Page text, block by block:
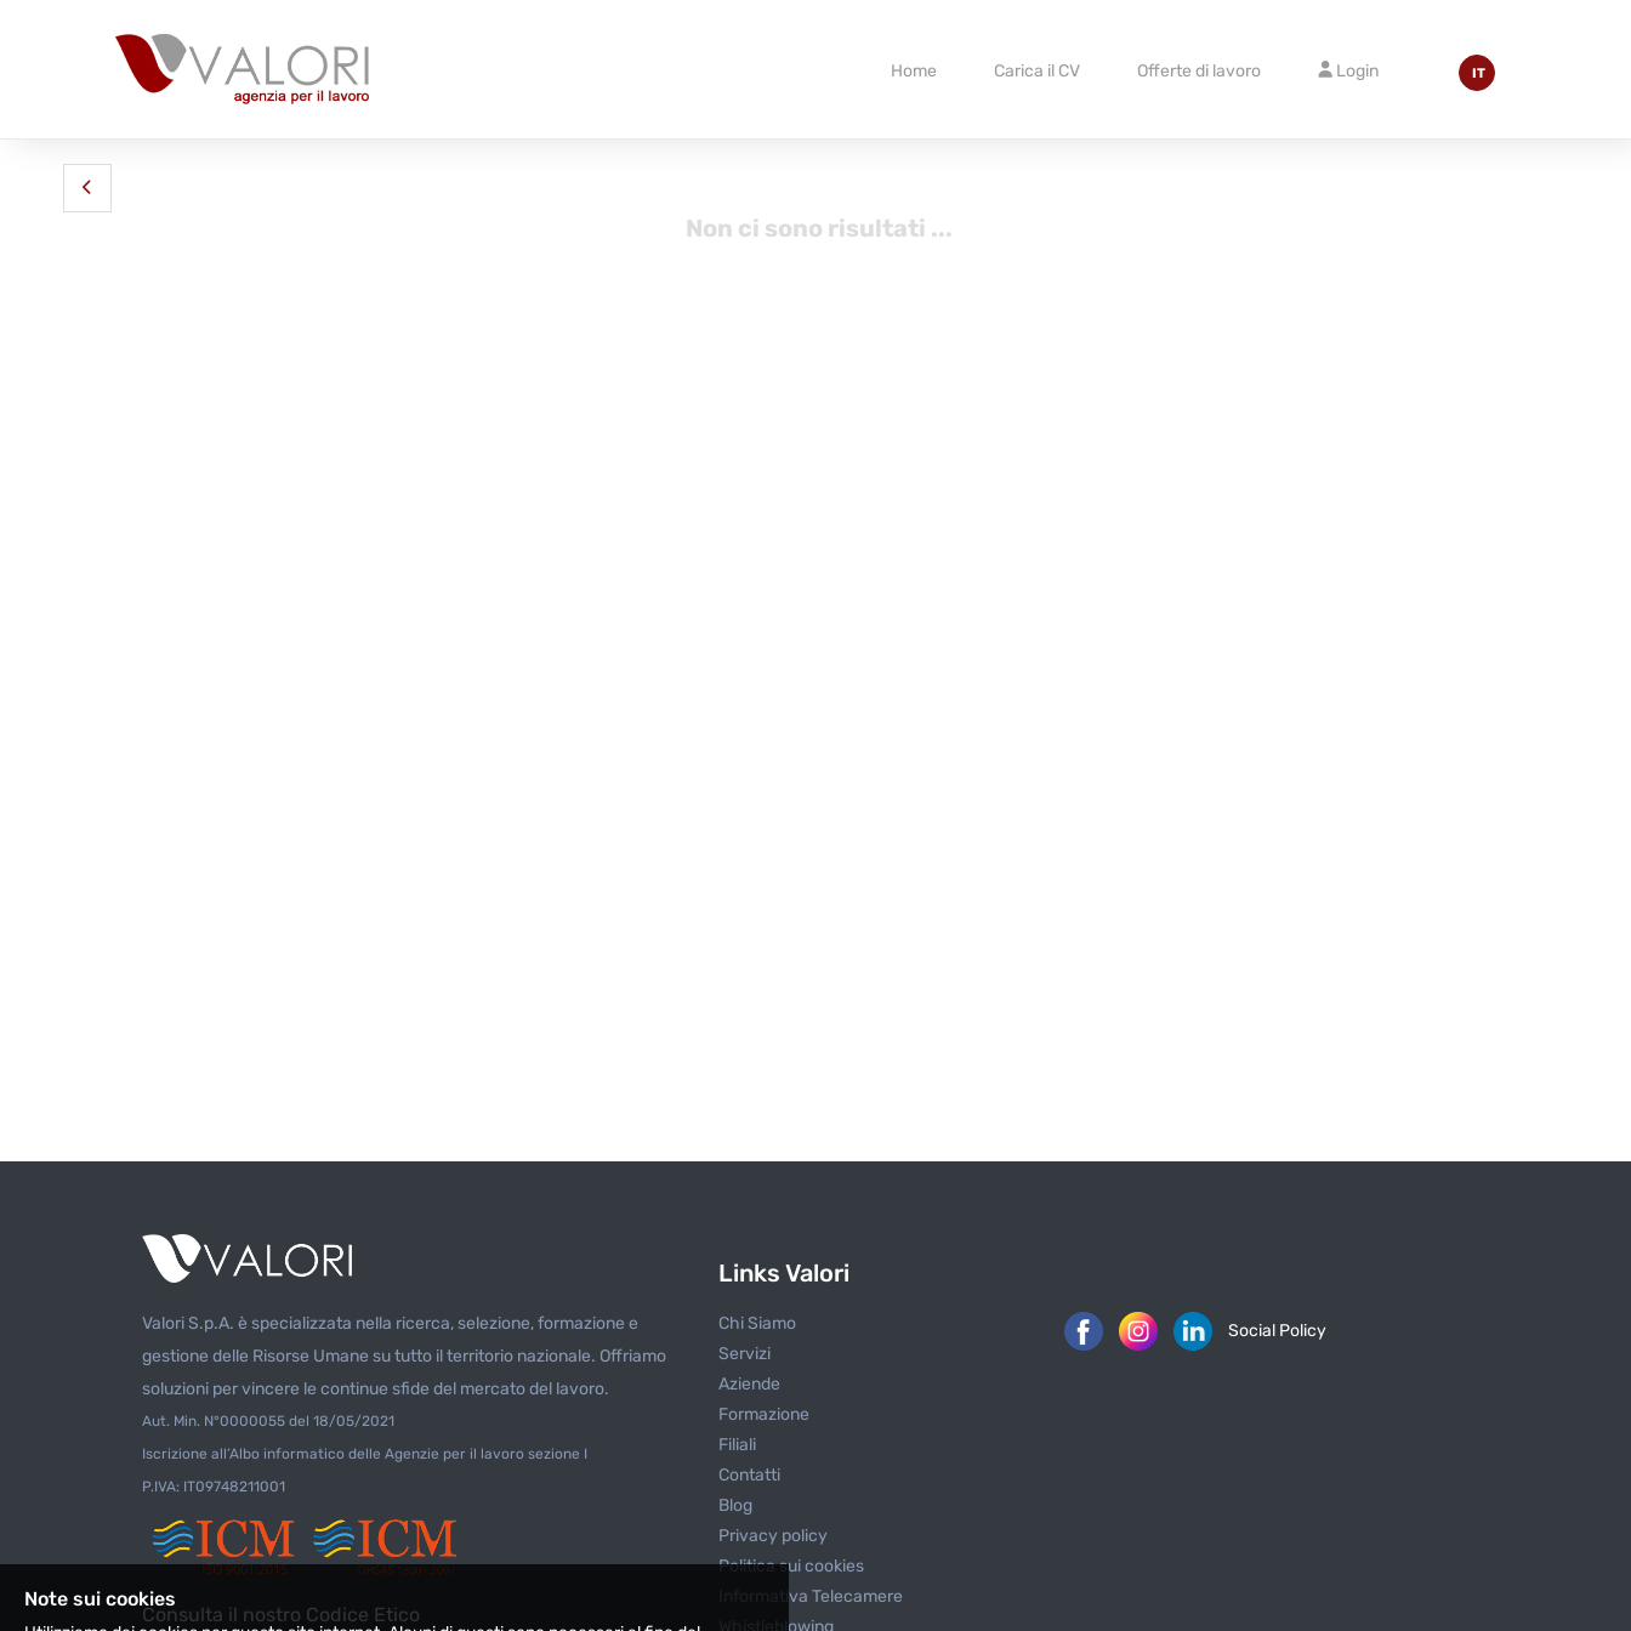
Note sui cookies
Home Carica il CV Offerte di lavoro Login IT
Non ci sono risultati ...
Valori S.p.A. è specializzata nella ricerca, selezione, formazione e
gestione delle Risorse Umane su tutto il territorio nazionale. Offriamo
soluzioni per vincere le continue sfide del mercato del lavoro.
Aut. Min. N°0000055 del 18/05/2021
Iscrizione all’Albo informatico delle Agenzie per il lavoro sezione I
P.IVA: IT09748211001
Consulta il nostro Codice Etico
Links Valori
Chi Siamo
Servizi
Aziende
Formazione
Filiali
Contatti
Blog
Privacy policy
Politica sui cookies
Informativa Telecamere
Whistleblowing
Social Policy